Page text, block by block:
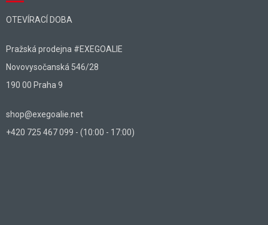
OTEVÍRACÍ DOBA
Pražská prodejna #EXEGOALIE
Novovysočanská 546/28
190 00 Praha 9
shop@exegoalie.net
+420 725 467 099 - (10:00 - 17:00)